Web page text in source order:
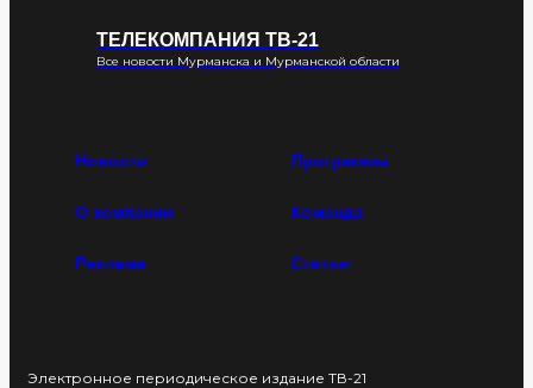
ТЕЛЕКОМПАНИЯ ТВ-21
Все новости Мурманска и Мурманской области
Новости Программы
О компании Команда
Реклама Статьи
Электронное периодическое издание ТВ-21